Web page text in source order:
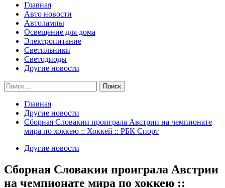
Главная
Авто новости
Автолампы
Освещение для дома
Электропитание
Светильники
Светодиоды
Другие новости
Найти:
Главная
Другие новости
Сборная Словакии проиграла Австрии на чемпионате
мира по хоккею :: Хоккей :: РБК Спорт
Другие новости
Сборная Словакии проиграла Австрии
на чемпионате мира по хоккею ::